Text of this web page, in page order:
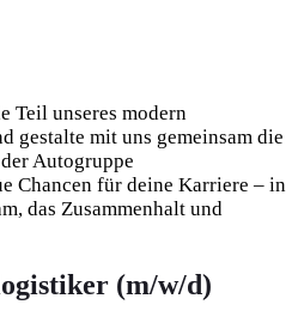
Teil unseres modern
gestalte mit uns gemeinsam die
Autogruppe
Chancen für deine Karriere – in
das Zusammenhalt und
(m/w/d)